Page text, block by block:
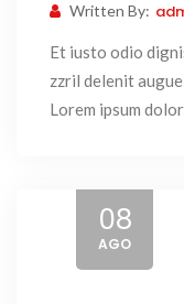
Written By:
Et iusto odio
zzril delenit
Lorem ipsum
08
AGO